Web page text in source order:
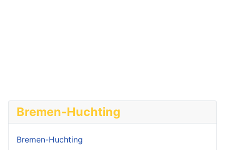
Bremen-Huchting
Bremen-Huchting